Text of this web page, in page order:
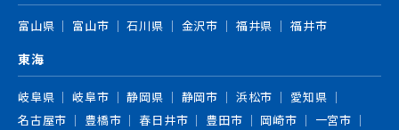
富山県 富山市 石川県 金沢市 福井県 福井市
東海
岐阜県 岐阜市 静岡県 静岡市 浜松市
愛知県
名古屋市
豊橋市 春日井市 豊田市 岡崎市
一宮市